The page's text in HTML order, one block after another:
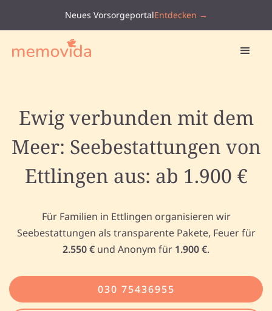
Neues VorsorgeportalEntdecken →
Ewig verbunden mit dem
Meer: Seebestattungen von
Ettlingen aus: ab 1.900 €
Für Familien in Ettlingen organisieren wir
Seebestattungen als transparente Pakete, Feuer für
2.550 € und Anonym für 1.900 €.
030 75436955